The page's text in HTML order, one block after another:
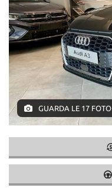
AREA COMMERCIANTI
GUARDA LE 17 FOTO